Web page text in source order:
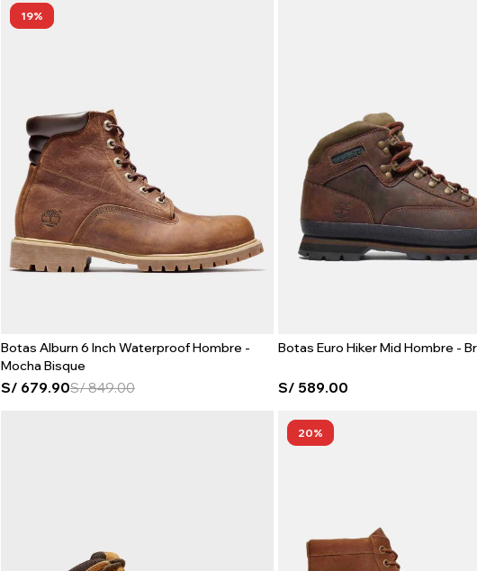
19
Botas Alburn 6 Inch Waterproof Hombre -
Mocha Bisque
S/ 679.90S/849.00
Botas Euro Hiker Mid Hombre -
S/ 589.00
20